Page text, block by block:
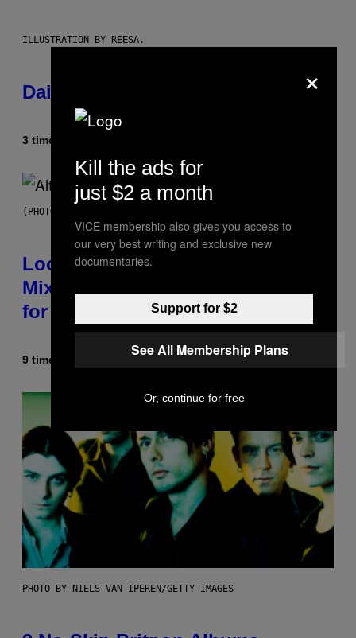
ILLUSTRATION BY REESA.
Daily Horoscope: August 6, 2026
3 timer siden
(PHOTO BY MICK HUTSON/REDFERNS)
Looking For the Perfect Alt-Rock
Mixtape for Your Boo? I Made It
for You Already
9 timer siden
PHOTO BY NIELS VAN IPEREN/GETTY IMAGES
×
Kill the ads for
just $2 a month
VICE membership also gives you access to
our very best writing and exclusive new
documentaries.
Support for $2
See All Membership Plans
Or, continue for free